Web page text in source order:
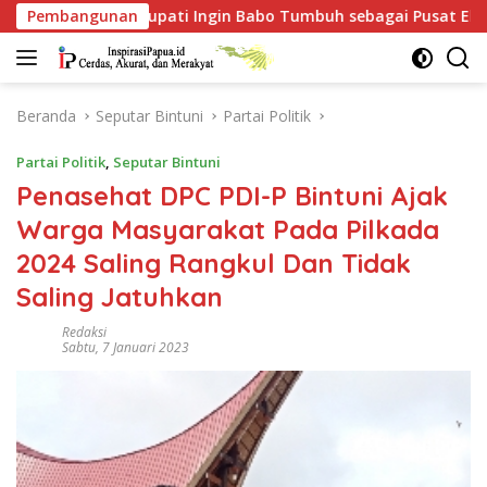
Langsung
ke
konten
Pembangunan
Ingin Babo Tumbuh sebagai Pusat Ekonomi Baru
Beranda Seputar Bintuni Partai Politik
Partai Politik, Seputar Bintuni
Penasehat DPC PDI-P Bintuni Ajak
Warga Masyarakat Pada Pilkada
2024 Saling Rangkul Dan Tidak
Saling Jatuhkan
Redaksi
Sabtu, 7 Januari 2023